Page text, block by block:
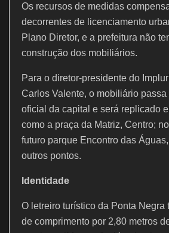
Os recursos de medidas
decorrentes de licenciamento
Plano Diretor, e a prefeitura não
construção dos mobiliários.
Para o diretor-presidente do
Carlos Valente, o mobiliário passa
oficial da capital e será replicado
como a praça da Matriz, Centro;
futuro parque Encontro das
outros pontos.
Identidade
O letreiro turístico da Ponta Negra
de comprimento por 2,80 metros